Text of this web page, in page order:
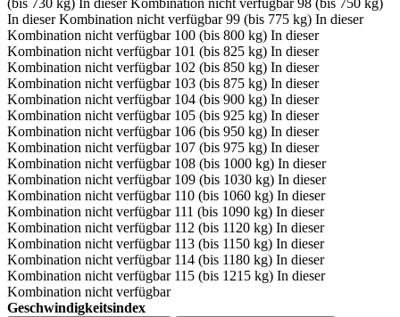
(bis 730 kg) In dieser Kombination nicht verfügbar 98 (bis 750 kg)
In dieser Kombination nicht verfügbar 99 (bis 775 kg) In dieser
Kombination nicht verfügbar 100 (bis 800 kg) In dieser
Kombination nicht verfügbar 101 (bis 825 kg) In dieser
Kombination nicht verfügbar 102 (bis 850 kg) In dieser
Kombination nicht verfügbar 103 (bis 875 kg) In dieser
Kombination nicht verfügbar 104 (bis 900 kg) In dieser
Kombination nicht verfügbar 105 (bis 925 kg) In dieser
Kombination nicht verfügbar 106 (bis 950 kg) In dieser
Kombination nicht verfügbar 107 (bis 975 kg) In dieser
Kombination nicht verfügbar 108 (bis 1000 kg) In dieser
Kombination nicht verfügbar 109 (bis 1030 kg) In dieser
Kombination nicht verfügbar 110 (bis 1060 kg) In dieser
Kombination nicht verfügbar 111 (bis 1090 kg) In dieser
Kombination nicht verfügbar 112 (bis 1120 kg) In dieser
Kombination nicht verfügbar 113 (bis 1150 kg) In dieser
Kombination nicht verfügbar 114 (bis 1180 kg) In dieser
Kombination nicht verfügbar 115 (bis 1215 kg) In dieser
Kombination nicht verfügbar
Geschwindigkeitsindex